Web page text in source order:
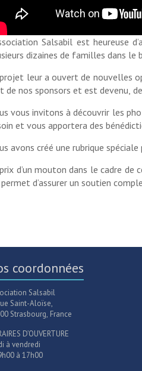
Salsabil est heureuse
dizaines de familles dans le
leur a ouvert de nouvelles
de nos sponsors et est devenu,
vous invitons à découvrir les
et vous apportera des
avons créé une rubrique
d’un mouton dans le cadre
d’assurer un soutien
coordonnées
Salsabil
Saint-Aloïse,
Strasbourg, France
D’OUVERTURE
à vendredi
à 17h00